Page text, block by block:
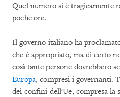
Quel numero si è tragicamente
poche ore.
Il governo italiano ha
che è appropriato, ma di certo
così tante persone dovrebbero
Europa, compresi i governanti.
dei confini dell'Ue, compresa la